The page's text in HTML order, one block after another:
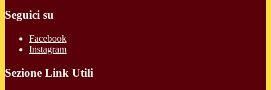
Seguici su
Facebook
Instagram
Sezione Link Utili